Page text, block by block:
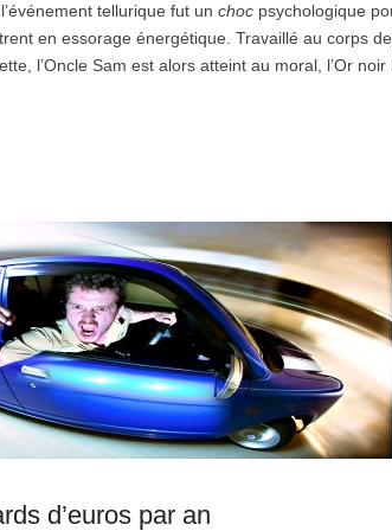
tellurique fut un choc psychologique
en essorage énergétique. Travaillé au corps
l’Oncle Sam est alors atteint au moral, l’Or
d’euros par an